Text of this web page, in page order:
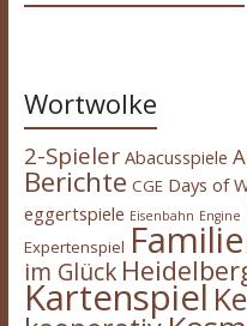
Wortwolke
2-Spieler Abacusspiele
Berichte CGE Days of
eggertspiele Eisenbahn Engine
Expertenspiel
im Glück
Kartenspiel